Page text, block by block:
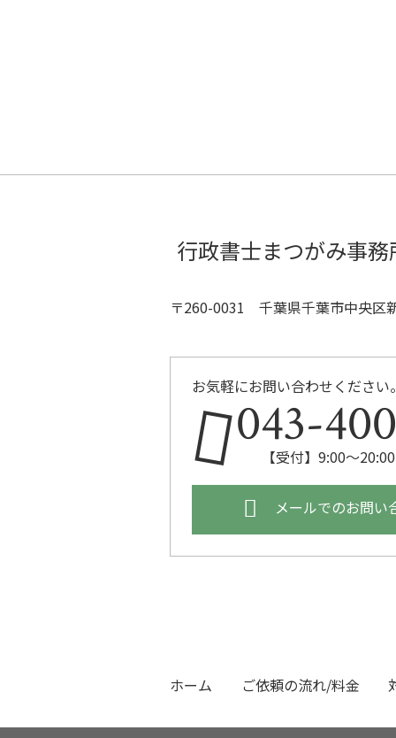
行政書士まつがみ事務
〒260-0031 千葉県千葉市中央区
お気軽にお問い合わせください
043-
【受付】9:00～
メールでのお問い
ホーム ご依頼の流れ/料金